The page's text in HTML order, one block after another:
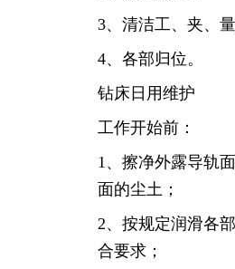
3、清洁工、夹、量
4、各部归位。
钻床日用维护
工作开始前：
1、擦净外露导轨
面的尘土；
2、按规定润滑各
合要求；